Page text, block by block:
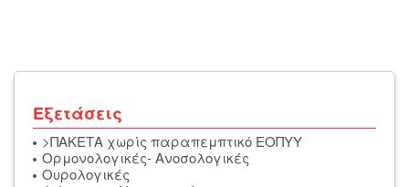
Εξετάσεις
>ΠΑΚΕΤΑ χωρίς παραπεμπτικό ΕΟΠΥΥ
Ορμονολογικές- Ανοσολογικές
Oυρολογικές